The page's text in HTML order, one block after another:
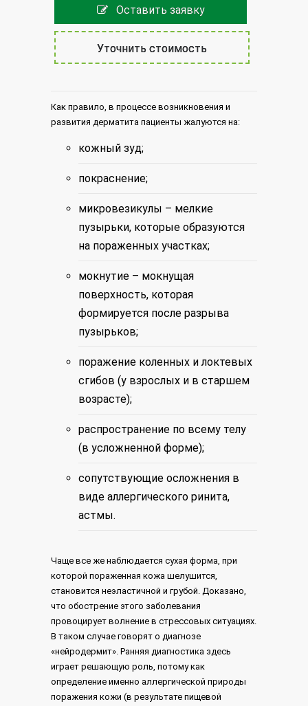
Оставить заявку
Уточнить стоимость
Как правило, в процессе возникновения и
развития дерматита пациенты жалуются на:
кожный зуд;
покраснение;
микровезикулы – мелкие
пузырьки, которые образуются
на пораженных участках;
мокнутие – мокнущая
поверхность, которая
формируется после разрыва
пузырьков;
поражение коленных и локтевых
сгибов (у взрослых и в старшем
возрасте);
распространение по всему телу
(в усложненной форме);
сопутствующие осложнения в
виде аллергического ринита,
астмы.
Чаще все же наблюдается сухая форма, при
которой пораженная кожа шелушится,
становится неэластичной и грубой. Доказано,
что обострение этого заболевания
провоцирует волнение в стрессовых ситуациях.
В таком случае говорят о диагнозе
«нейродермит». Ранняя диагностика здесь
играет решающую роль, потому как
определение именно аллергической природы
поражения кожи (в результате пищевой